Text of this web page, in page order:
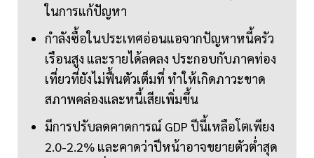
ในการแก้ปัญหา
กำลังซื้อในประเทศอ่อนแอจากปัญหาหนี้ครัว
เรือนสูง และรายได้ลดลง ประกอบกับภาคท่อง
เที่ยวที่ยังไม่ฟื้นตัวเต็มที่ ทำให้เกิดภาวะขาด
สภาพคล่องและหนี้เสียเพิ่มขึ้น
มีการปรับลดคาดการณ์ GDP ปีนี้เหลือโตเพียง
2.0-2.2% และคาดว่าปีหน้าอาจขยายตัวต่ำสุด